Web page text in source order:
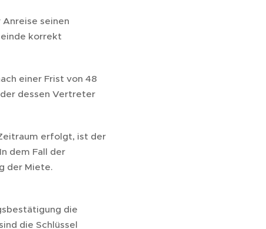
seinen
korrekt
einer Frist von 48
dessen Vertreter
erfolgt, ist der
dem Fall der
der Miete.
die
die Schlüssel